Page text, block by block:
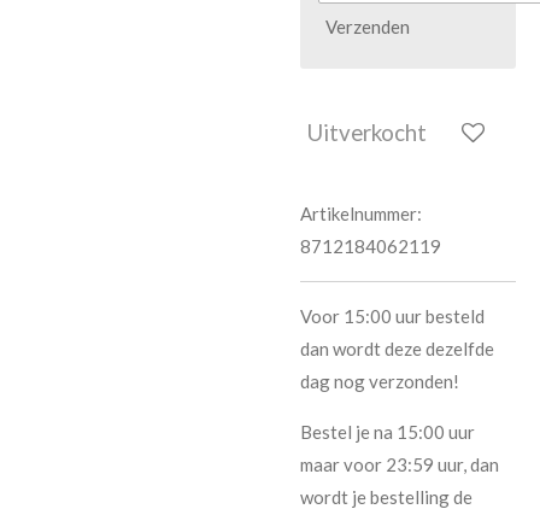
Verzenden
Uitverkocht
Artikelnummer:
8712184062119
Voor 15:00 uur besteld
dan wordt deze dezelfde
dag nog verzonden!
Bestel je na 15:00 uur
maar voor 23:59 uur, dan
wordt je bestelling de